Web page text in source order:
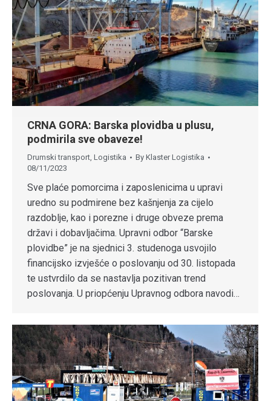
CRNA GORA: Barska plovidba u plusu,
podmirila sve obaveze!
Drumski transport Logistika By Klaster Logistika
08/11/2023
Sve plaće pomorcima i zaposlenicima u upravi
uredno su podmirene bez kašnjenja za cijelo
razdoblje, kao i porezne i druge obveze prema
državi i dobavljačima. Upravni odbor “Barske
plovidbe” je na sjednici 3. studenoga usvojilo
financijsko izvješće o poslovanju od 30. listopada
te ustvrdilo da se nastavlja pozitivan trend
poslovanja. U priopćenju Upravnog odbora navodi…